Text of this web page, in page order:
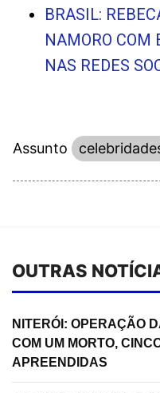
BRASIL:
NAMORO COM
NAS REDES
Assunto
OUTRAS
NITERÓI: OPERAÇÃO
COM UM MORTO,
APREENDIDAS